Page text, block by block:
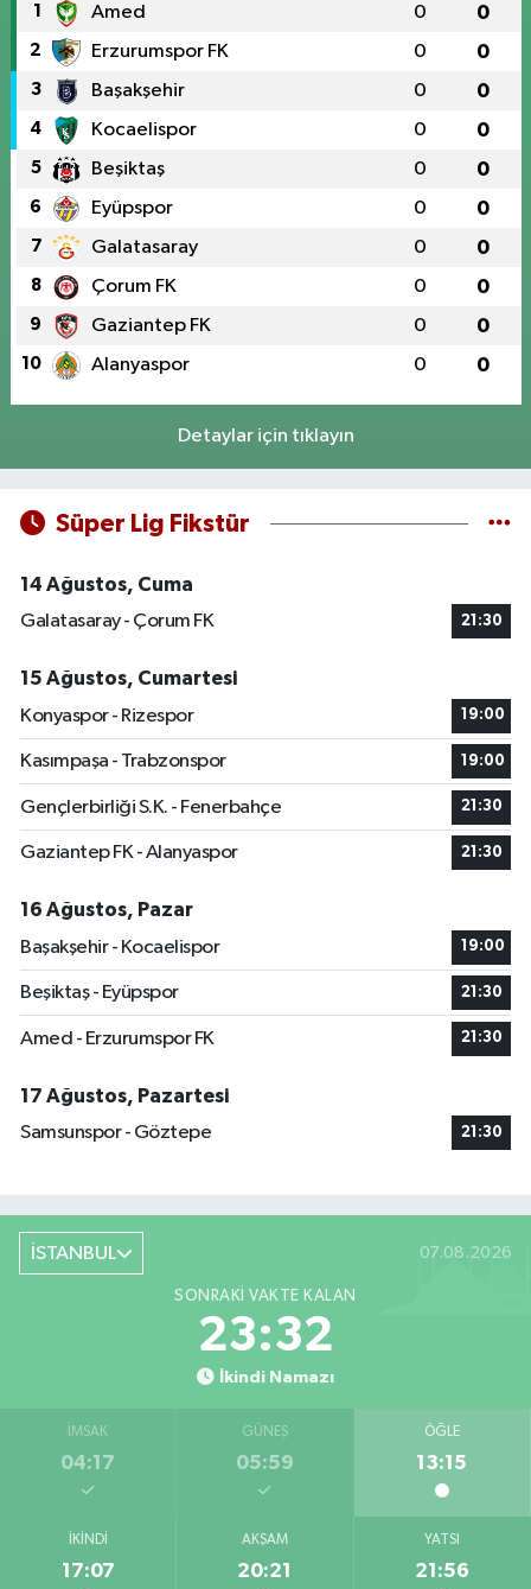
1 Amed 0 0
2 Erzurumspor FK 0 0
3 Başakşehir 0 0
4 Kocaelispor 0 0
5 Beşiktaş 0 0
6 Eyüpspor 0 0
7 Galatasaray 0 0
8 Çorum FK 0 0
9 Gaziantep FK 0 0
10 Alanyaspor 0 0
Detaylar için tıklayın
Süper Lig Fikstür
14 Ağustos, Cuma
Galatasaray - Çorum FK
21:30
15 Ağustos, Cumartesi
Konyaspor - Rizespor
19:00
Kasımpaşa - Trabzonspor 19:00
Gençlerbirliği S.K. - Fenerbahçe 21:30
Gaziantep FK - Alanyaspor 21:30
16 Ağustos, Pazar
Başakşehir - Kocaelispor
19:00
Beşiktaş - Eyüpspor 21:30
Amed - Erzurumspor FK 21:30
17 Ağustos, Pazartesi
Samsunspor - Göztepe
21:30
İSTANBUL 07.08.2026
SONRAKI VAKTE KALAN
23:31
İkindi Namazı
İMSAK
04:17
GÜNEŞ
05:59
ÖĞLE
13:15
İKINDI
17:07
AKŞAM
20:21
YATSI
21:56